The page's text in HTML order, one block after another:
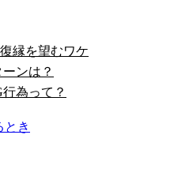
縁を望むワケ
ンは？
為って？
とき